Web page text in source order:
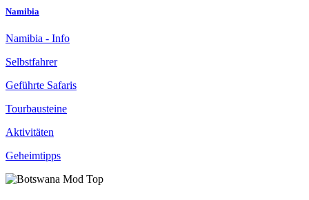
Namibia
Namibia - Info
Selbstfahrer
Geführte Safaris
Tourbausteine
Aktivitäten
Geheimtipps